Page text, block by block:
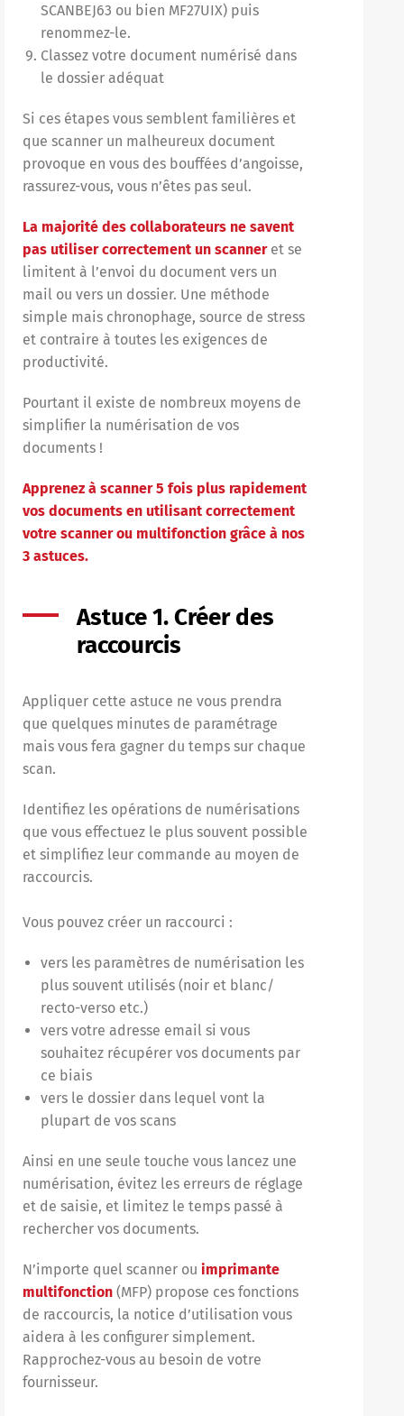
SCANBEJ63 ou bien MF27UIX) puis
renommez-le.
Classez votre document numérisé dans
le dossier adéquat
Si ces étapes vous semblent familières et
que scanner un malheureux document
provoque en vous des bouffées d’angoisse,
rassurez-vous, vous n’êtes pas seul.
La majorité des collaborateurs ne savent
pas utiliser correctement un scanneret se
limitent à l’envoi du document vers un
mail ou vers un dossier. Une méthode
simple mais chronophage, source de stress
et contraire à toutes les exigences de
productivité.
Pourtant il existe de nombreux moyens de
simplifier la numérisation de vos
documents !
Apprenez à scanner 5 fois plus rapidement
vos documents en utilisant correctement
votre scanner ou multifonction grâce à nos
3 astuces.
Astuce 1. Créer des
raccourcis
Appliquer cette astuce ne vous prendra
que quelques minutes de paramétrage
mais vous fera gagner du temps sur chaque
scan.
Identifiez les opérations de numérisations
que vous effectuez le plus souvent possible
et simplifiez leur commande au moyen de
raccourcis.
Vous pouvez créer un raccourci :
vers les paramètres de numérisation les
plus souvent utilisés (noir et blanc/
recto-verso etc.)
vers votre adresse email si vous
souhaitez récupérer vos documents par
ce biais
vers le dossier dans lequel vont la
plupart de vos scans
Ainsi en une seule touche vous lancez une
numérisation, évitez les erreurs de réglage
et de saisie, et limitez le temps passé à
rechercher vos documents.
N’importe quel scanner ou imprimante
multifonction (MFP) propose ces fonctions
de raccourcis, la notice d’utilisation vous
aidera à les configurer simplement.
Rapprochez-vous au besoin de votre
fournisseur.